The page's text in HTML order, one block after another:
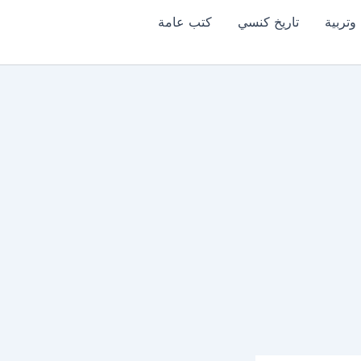
تاريخ كنسي كتب عامة